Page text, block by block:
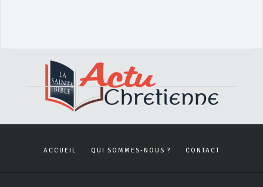
ACCUEIL QUI SOMMES-NOUS ? CONTACT